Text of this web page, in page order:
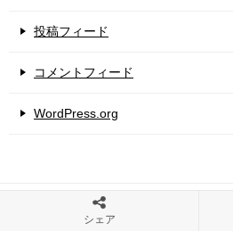
投稿フィード
コメントフィード
WordPress.org
© 2024 図面屋.com 店舗設計詳細図「虎の巻」
シェア